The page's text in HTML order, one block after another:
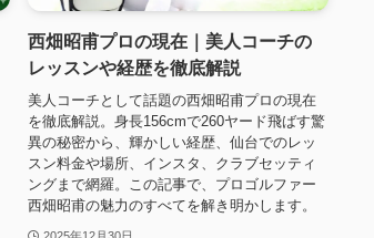
西畑昭甫プロの現在｜美人コーチの
レッスンや経歴を徹底解説
美人コーチとして話題の西畑昭甫プロの現在
を徹底解説。身長156cmで260ヤード飛ばす驚
異の秘密から、輝かしい経歴、仙台でのレッ
スン料金や場所、インスタ、クラブセッティ
ングまで網羅。この記事で、プロゴルファー
西畑昭甫の魅力のすべてを解き明かします。